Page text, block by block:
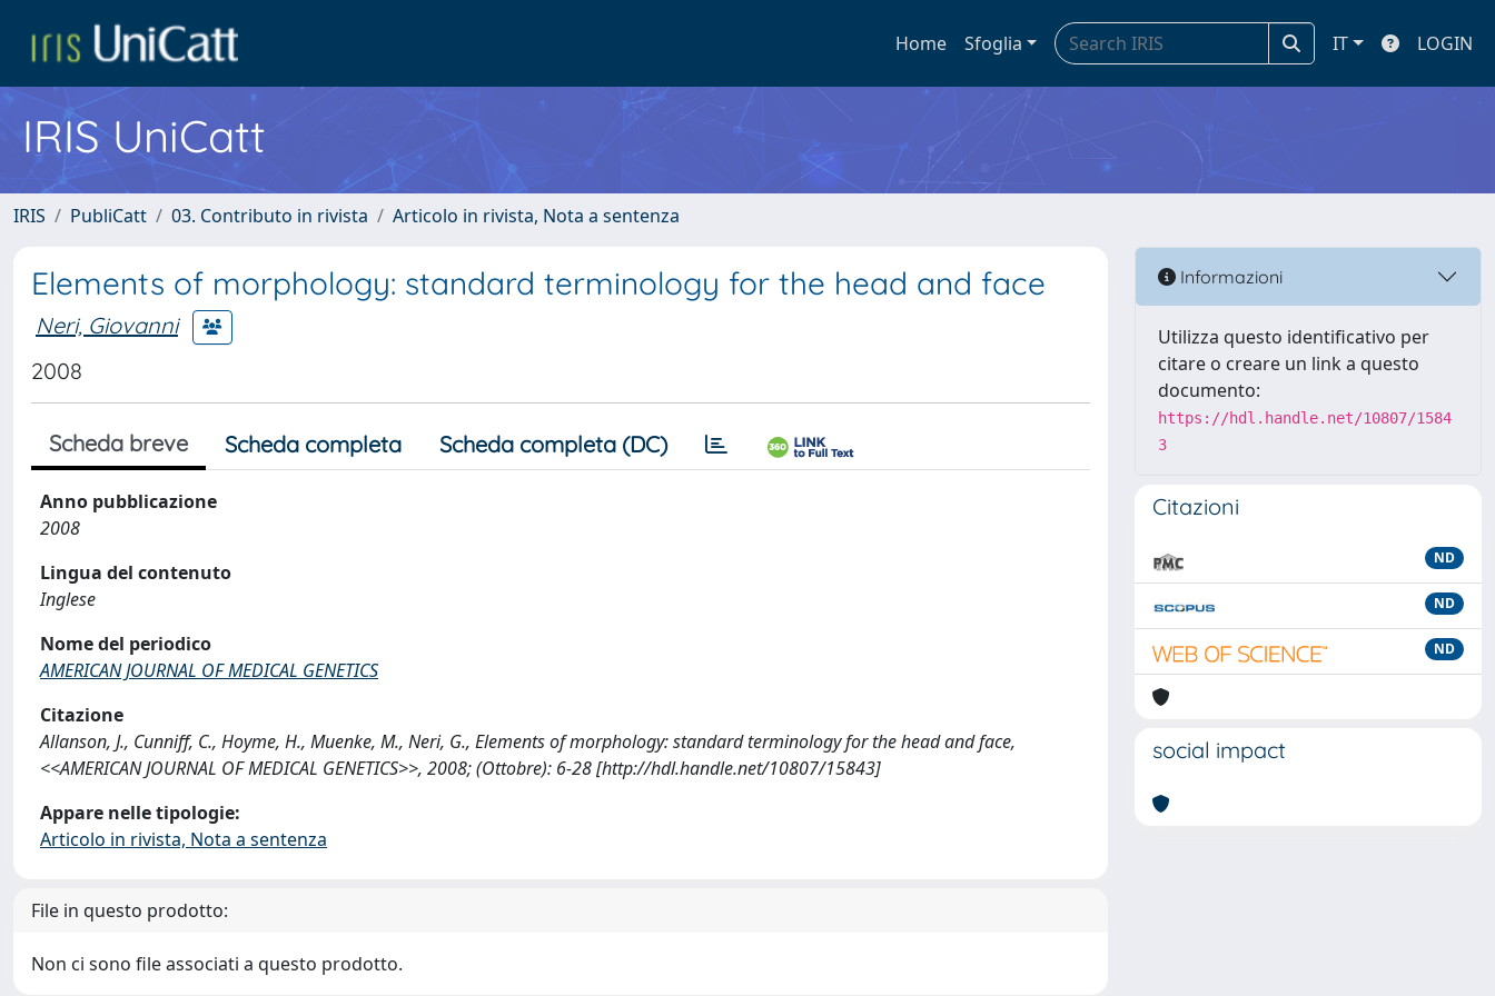
Home Sfoglia IT LOGIN
IRIS UniCatt
IRIS PubliCatt 03. Contributo in rivista Articolo in rivista, Nota a sentenza
Elements of morphology: standard terminology for the head and face
Neri, Giovanni
2008
Scheda breve Scheda completa Scheda completa (DC)
Anno pubblicazione
2008
Lingua del contenuto
Inglese
Nome del periodico
AMERICAN JOURNAL OF MEDICAL GENETICS
Citazione
Allanson, J., Cunniff, C., Hoyme, H., Muenke, M., Neri, G., Elements of morphology: standard terminology for the head and face,
<<AMERICAN JOURNAL OF MEDICAL GENETICS>>, 2008; (Ottobre): 6-28 [http://hdl.handle.net/10807/15843]
Appare nelle tipologie:
Articolo in rivista, Nota a sentenza
File in questo prodotto:
Non ci sono file associati a questo prodotto.
Informazioni
Utilizza questo identificativo per
citare o creare un link a questo
documento:
https://hdl.handle.net/10807/1584
3
Citazioni
ND
ND
ND
social impact